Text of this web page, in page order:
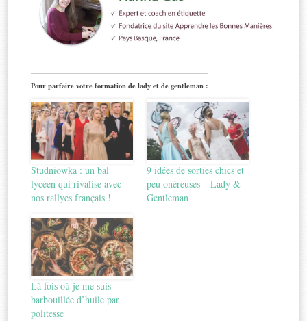
Pour parfaire votre formation de lady et de gentleman :
Studniowka : un bal
lycéen qui rivalise avec
nos rallyes français !
9 idées de sorties chics et
peu onéreuses – Lady &
Gentleman
Là fois où je me suis
barbouillée d’huile par
politesse